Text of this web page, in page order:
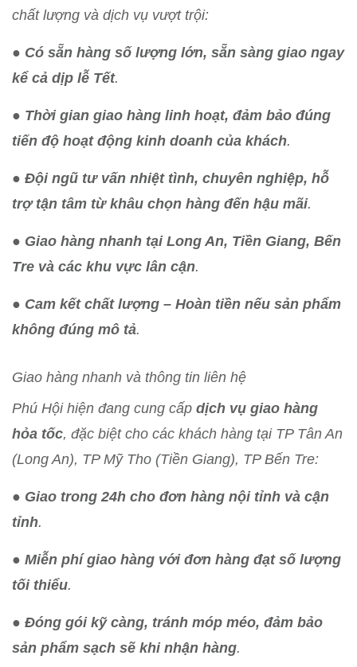
chất lượng và dịch vụ vượt trội:
● Có sẵn hàng số lượng lớn, sẵn sàng giao ngay
kể cả dịp lễ Tết.
● Thời gian giao hàng linh hoạt, đảm bảo đúng
tiến độ hoạt động kinh doanh của khách.
● Đội ngũ tư vấn nhiệt tình, chuyên nghiệp, hỗ
trợ tận tâm từ khâu chọn hàng đến hậu mãi.
● Giao hàng nhanh tại Long An, Tiền Giang, Bến
Tre và các khu vực lân cận.
● Cam kết chất lượng – Hoàn tiền nếu sản phẩm
không đúng mô tả.
Giao hàng nhanh và thông tin liên hệ
Phú Hội hiện đang cung cấp dịch vụ giao hàng
hỏa tốc, đặc biệt cho các khách hàng tại TP Tân An
(Long An), TP Mỹ Tho (Tiền Giang), TP Bến Tre:
● Giao trong 24h cho đơn hàng nội tỉnh và cận
tỉnh.
● Miễn phí giao hàng với đơn hàng đạt số lượng
tối thiểu.
● Đóng gói kỹ càng, tránh móp méo, đảm bảo
sản phẩm sạch sẽ khi nhận hàng.